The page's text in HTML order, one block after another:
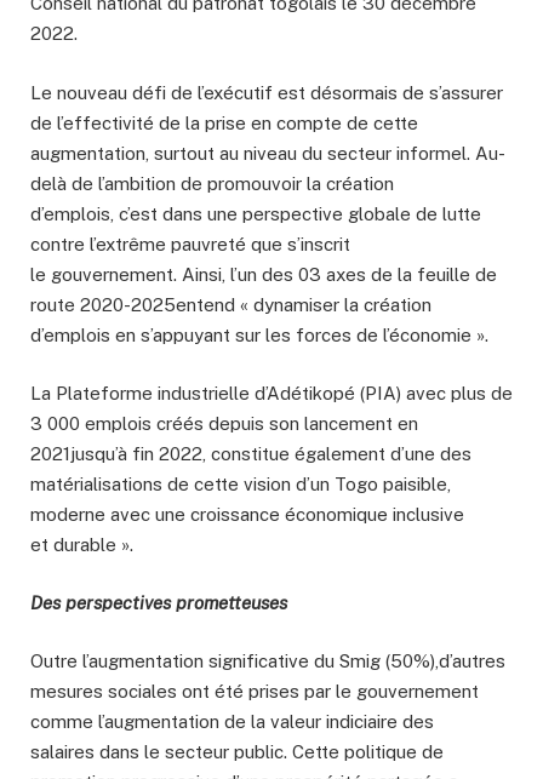
2022.
Le nouveau défi de l’exécutif est désormais de s’assurer
de l’effectivité de la prise en compte de cette
augmentation, surtout au niveau du secteur informel. Au-
delà de l’ambition de promouvoir la création
d’emplois, c’est dans une perspective globale de lutte
contre l’extrême pauvreté que s’inscrit
le gouvernement. Ainsi, l’un des 03 axes de la feuille de
route 2020-2025entend « dynamiser la création
d’emplois en s’appuyant sur les forces de l’économie ».
La Plateforme industrielle d’Adétikopé (PIA) avec plus de
3 000 emplois créés depuis son lancement en
2021jusqu’à fin 2022, constitue également d’une des
matérialisations de cette vision d’un Togo paisible,
moderne avec une croissance économique inclusive
et durable ».
Des perspectives prometteuses
Outre l’augmentation significative du Smig (50%),d’autres
mesures sociales ont été prises par le gouvernement
comme l’augmentation de la valeur indiciaire des
salaires dans le secteur public. Cette politique de